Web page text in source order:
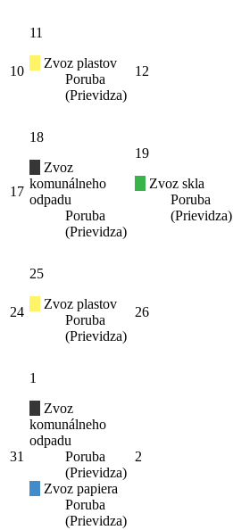
10
11
Zvoz plastov
Poruba
(Prievidza)
12
17
18
Zvoz
komunálneho
odpadu
Poruba
(Prievidza)
19
Zvoz skla
Poruba
(Prievidza)
24
25
Zvoz plastov
Poruba
(Prievidza)
26
31
1
Zvoz
komunálneho
odpadu
Poruba
(Prievidza)
Zvoz papiera
Poruba
(Prievidza)
2